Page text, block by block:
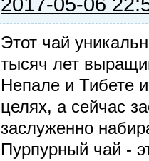
Этот чай
тысяч лет
Непале и Тибете
целях, а сейчас
заслуженно
Пурпурный чай -